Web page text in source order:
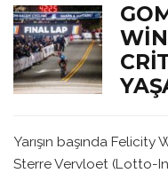
Yarışın başında
Sterre Vervloet (Lotto-